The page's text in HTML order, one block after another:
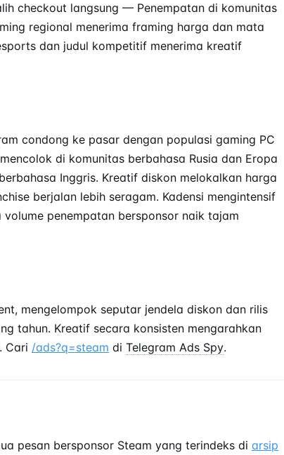
checkout langsung — Penempatan di komunitas
regional menerima framing harga dan mata
dan judul kompetitif menerima kreatif
condong ke pasar dengan populasi gaming PC
di komunitas berbahasa Rusia dan Eropa
Inggris. Kreatif diskon melokalkan harga
berjalan lebih seragam. Kadensi mengintensif
penempatan bersponsor naik tajam
mengelompok seputar jendela diskon dan rilis
tahun. Kreatif secara konsisten mengarahkan
Cari /ads?q=steam di Telegram Ads Spy.
pesan bersponsor Steam yang terindeks di arsip